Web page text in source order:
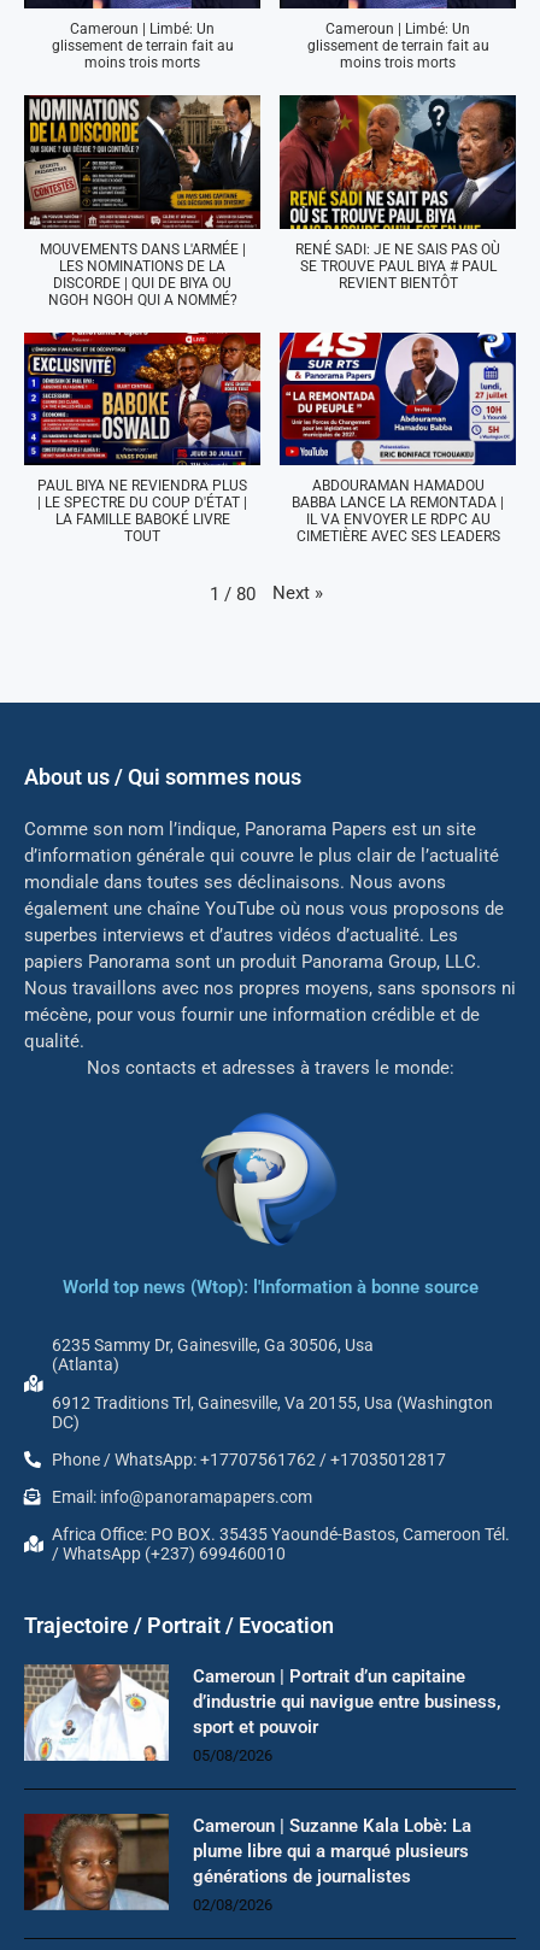
Cameroun | Limbé: Un
glissement de terrain fait au
moins trois morts
Cameroun | Limbé: Un
glissement de terrain fait au
moins trois morts
MOUVEMENTS DANS L'ARMÉE |
LES NOMINATIONS DE LA
DISCORDE | QUI DE BIYA OU
NGOH NGOH QUI A NOMMÉ?
RENÉ SADI: JE NE SAIS PAS OÙ
SE TROUVE PAUL BIYA # PAUL
REVIENT BIENTÔT
PAUL BIYA NE REVIENDRA PLUS
| LE SPECTRE DU COUP D'ÉTAT |
LA FAMILLE BABOKÉ LIVRE
TOUT
ABDOURAMAN HAMADOU
BABBA LANCE LA REMONTADA |
IL VA ENVOYER LE RDPC AU
CIMETIÈRE AVEC SES LEADERS
1 / 80 Next »
About us / Qui sommes nous
Comme son nom l’indique, Panorama Papers est un site
d’information générale qui couvre le plus clair de l’actualité
mondiale dans toutes ses déclinaisons. Nous avons
également une chaîne YouTube où nous vous proposons de
superbes interviews et d’autres vidéos d’actualité. Les
papiers Panorama sont un produit Panorama Group, LLC.
Nous travaillons avec nos propres moyens, sans sponsors ni
mécène, pour vous fournir une information crédible et de
qualité.
Nos contacts et adresses à travers le monde:
World top news (Wtop): l'Information à bonne source
6235 Sammy Dr, Gainesville, Ga 30506, Usa
(Atlanta)
6912 Traditions Trl, Gainesville, Va 20155, Usa (Washington
DC)
Phone / WhatsApp: +17707561762 / +17035012817
Email: info@panoramapapers.com
Africa Office: PO BOX. 35435 Yaoundé-Bastos, Cameroon Tél.
/ WhatsApp (+237) 699460010
Trajectoire / Portrait / Evocation
Cameroun | Portrait d’un capitaine
d’industrie qui navigue entre business,
sport et pouvoir
05/08/2026
Cameroun | Suzanne Kala Lobè: La
plume libre qui a marqué plusieurs
générations de journalistes
02/08/2026